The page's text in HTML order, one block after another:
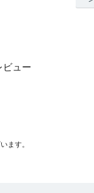
ビュー
ます。